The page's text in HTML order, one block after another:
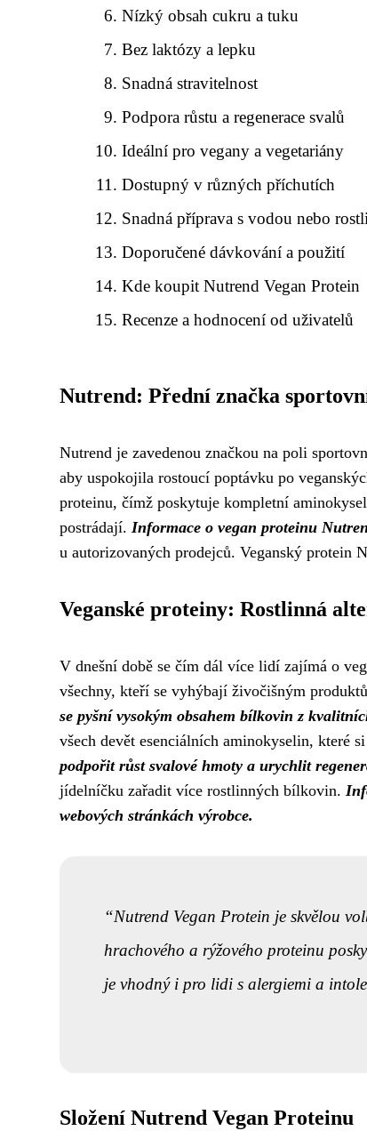
Nízký obsah cukru a tuku
Bez laktózy a lepku
Snadná stravitelnost
Podpora růstu a regenerace svalů
Ideální pro vegany a vegetariány
Dostupný v různých příchutích
Snadná příprava s vodou nebo
Doporučené dávkování a použití
Kde koupit Nutrend Vegan Protein
Recenze a hodnocení od uživatelů
Nutrend: Přední značka
Nutrend je zavedenou značkou na poli
aby uspokojila rostoucí poptávku po
proteinu, čímž poskytuje kompletní
postrádají. Informace o vegan proteinu
u autorizovaných prodejců. Veganský protein
Veganské proteiny: Rostlinná
V dnešní době se čím dál více lidí zajímá o
všechny, kteří se vyhýbají živočišným
se pyšní vysokým obsahem bílkovin z
všech devět esenciálních aminokyselin, které
podpořit růst svalové hmoty a urychlit
jídelníčku zařadit více rostlinných bílkovin.
webových stránkách výrobce.
Nutrend Vegan Protein je skvělou
hrachového a rýžového proteinu
je vhodný i pro lidi s alergiemi a
Složení Nutrend Vegan Proteinu